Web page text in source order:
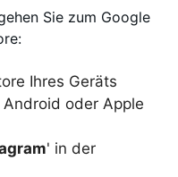
Sie zum Google
Ihres Geräts
oder Apple
' in der